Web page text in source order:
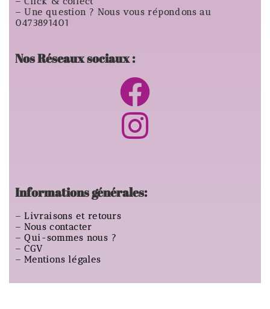
– Une question ? Nous vous répondons au
0473891401
Nos Réseaux sociaux :
Informations générales:
–Livraisons et retours
–Nous contacter
–Qui-sommes nous ?
–CGV
–Mentions légales